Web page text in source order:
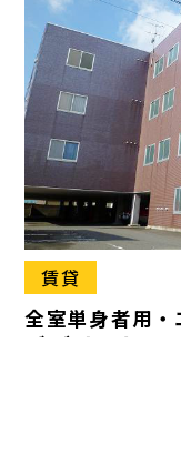
賃貸
全室単身者用
ビバリーヒル